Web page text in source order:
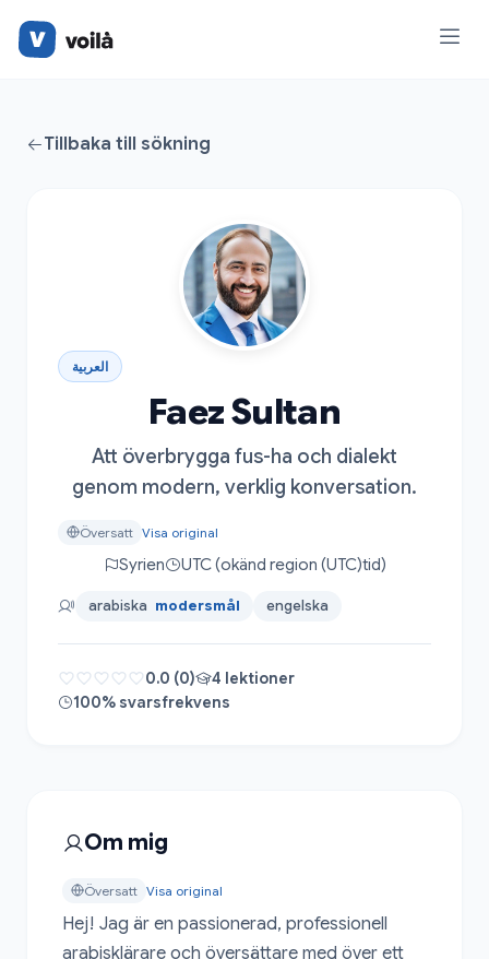
Tillbaka till sökning
العربية
Faez Sultan
Att överbrygga fus-ha och dialekt
genom modern, verklig konversation.
Översatt Visa original
Syrien UTC (okänd region (UTC)tid)
arabiska modersmål engelska
0.0 (0)
4 lektioner
100% svarsfrekvens
Om mig
Översatt Visa original
Hej! Jag är en passionerad, professionell
arabisklärare och översättare med över ett